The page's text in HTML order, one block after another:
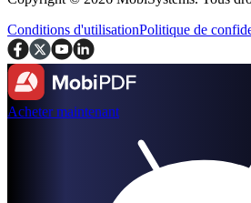
Conditions d'utilisationPolitique de
Acheter maintenant